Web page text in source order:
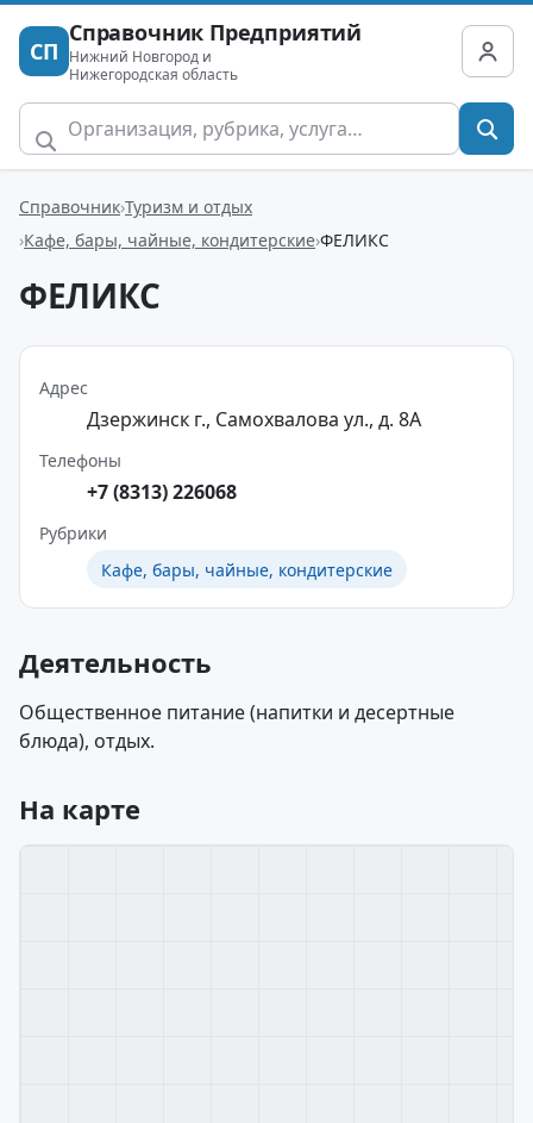
СП
Справочник Предприятий
Нижний Новгород и
Нижегородская область
Справочник Туризм и отдых
Кафе, бары, чайные, кондитерские ФЕЛИКС
ФЕЛИКС
Адрес
Дзержинск г., Самохвалова ул., д. 8А
Телефоны
+7 (8313) 226068
Рубрики
Кафе, бары, чайные, кондитерские
Деятельность
Общественное питание (напитки и десертные
блюда), отдых.
На карте